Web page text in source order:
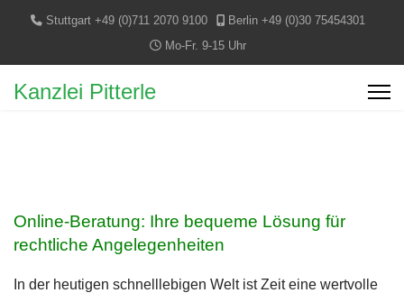
Stuttgart +49 (0)711 2070 9100
Berlin +49 (0)30 75454301
Mo-Fr. 9-15 Uhr
Kanzlei Pitterle
Online-Beratung: Ihre bequeme Lösung für
rechtliche Angelegenheiten
In der heutigen schnelllebigen Welt ist Zeit eine wertvolle